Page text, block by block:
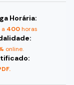
Horária:
a 400horas
online.